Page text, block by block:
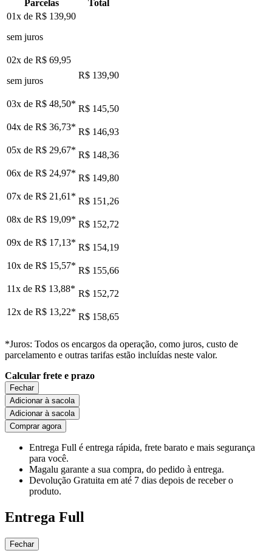
Parcelas
Total
01x de R$ 139,90
sem juros
02x de R$ 69,95
sem juros
R$ 139,90
03x de R$ 48,50* R$ 145,50
04x de R$ 36,73* R$ 146,93
05x de R$ 29,67* R$ 148,36
06x de R$ 24,97* R$ 149,80
07x de R$ 21,61* R$ 151,26
08x de R$ 19,09* R$ 152,72
09x de R$ 17,13* R$ 154,19
10x de R$ 15,57* R$ 155,66
11x de R$ 13,88* R$ 152,72
12x de R$ 13,22* R$ 158,65
*Juros: Todos os encargos da operação, como juros, custo de
parcelamento e outras tarifas estão incluídas neste valor.
Calcular frete e prazo
Fechar
Adicionar à sacola
Adicionar à sacola
Comprar agora
Entrega Full é entrega rápida, frete barato e mais segurança
para você.
Magalu garante a sua compra, do pedido à entrega.
Devolução Gratuita em até 7 dias depois de receber o
produto.
Entrega Full
Fechar